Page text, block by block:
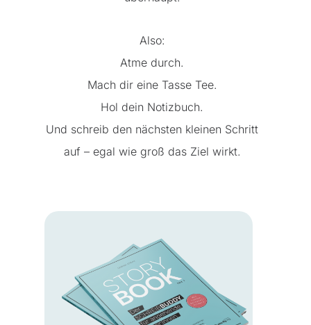
Also:
Atme durch.
Mach dir eine Tasse Tee.
Hol dein Notizbuch.
Und schreib den nächsten kleinen Schritt
auf – egal wie groß das Ziel wirkt.